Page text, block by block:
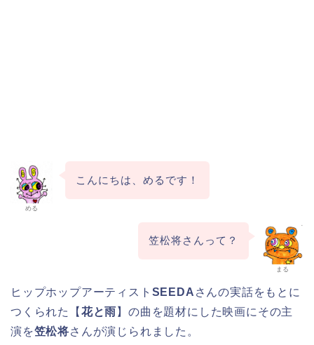
める
こんにちは、めるです！
まる
笠松将さんって？
ヒップホップアーティスト SEEDA さんの実話をもとに
つくられた【 花と雨 】の曲を題材にした映画にその主
演を笠松将さんが演じられました。